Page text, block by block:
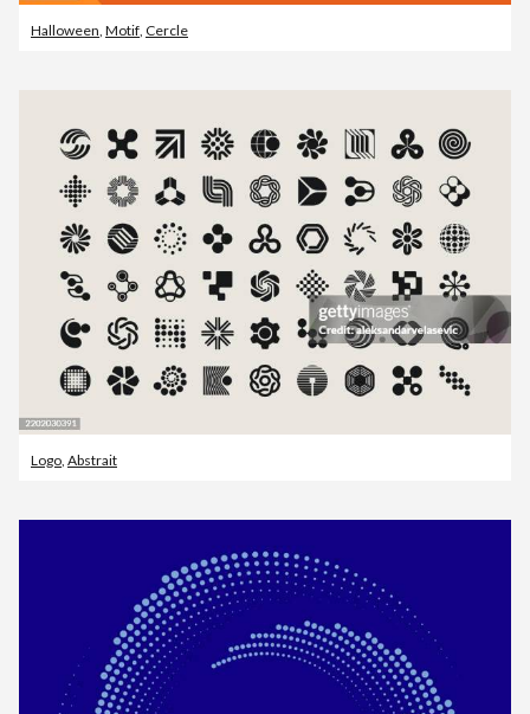
Halloween, Motif, Cercle
Logo, Abstrait